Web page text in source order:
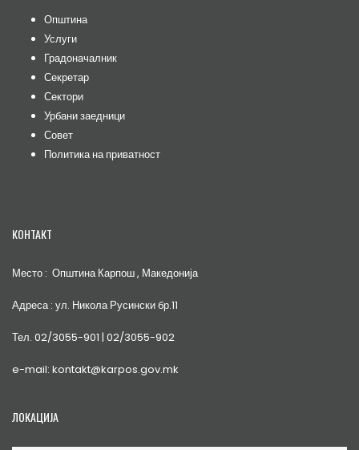
Општина
Услуги
Градоначалник
Секретар
Сектори
Урбани заедници
Совет
Политика на приватност
КОНТАКТ
Место : Општина Карпош , Македонија
Адреса : ул. Никола Русински бр.11
Тел. 02/3055-901 | 02/3055-902
e-mail: kontakt@karpos.gov.mk
ЛОКАЦИЈА